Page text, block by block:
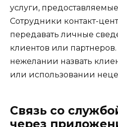
услуги,
Сотрудники контакт-
передавать личные
клиентов или
нежелании назвать
или использовании
Связь со
через